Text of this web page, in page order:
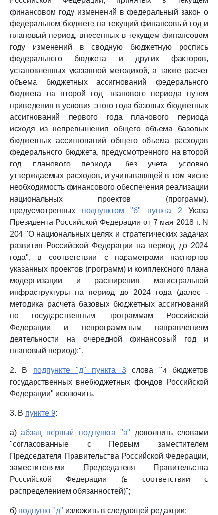
финансовом году изменений в федеральный закон о
федеральном бюджете на текущий финансовый год и
плановый период, внесенных в текущем финансовом
году изменений в сводную бюджетную роспись
федерального бюджета и других факторов,
установленных указанной методикой, а также расчет
объема бюджетных ассигнований федерального
бюджета на второй год планового периода путем
приведения в условия этого года базовых бюджетных
ассигнований первого года планового периода
исходя из непревышения общего объема базовых
бюджетных ассигнований общего объема расходов
федерального бюджета, предусмотренного на второй
год планового периода, без учета условно
утверждаемых расходов, и учитывающей в том числе
необходимость финансового обеспечения реализации
национальных проектов (программ),
предусмотренных подпунктом "б" пункта 2 Указа
Президента Российской Федерации от 7 мая 2018 г. N
204 "О национальных целях и стратегических задачах
развития Российской Федерации на период до 2024
года", в соответствии с параметрами паспортов
указанных проектов (программ) и комплексного плана
модернизации и расширения магистральной
инфраструктуры на период до 2024 года (далее -
методика расчета базовых бюджетных ассигнований
по государственным программам Российской
Федерации и непрограммным направлениям
деятельности на очередной финансовый год и
плановый период);".
2. В подпункте "д" пункта 3 слова "и бюджетов
государственных внебюджетных фондов Российской
Федерации" исключить.
3. В пункте 9:
а)абзац первый подпункта "а" дополнить словами
"согласованные с Первым заместителем
Председателя Правительства Российской Федерации,
заместителями Председателя Правительства
Российской Федерации (в соответствии с
распределением обязанностей)";
б) подпункт "д" изложить в следующей редакции: